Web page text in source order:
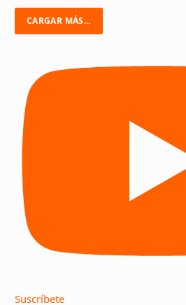
CARGAR MÁS...
Suscríbete